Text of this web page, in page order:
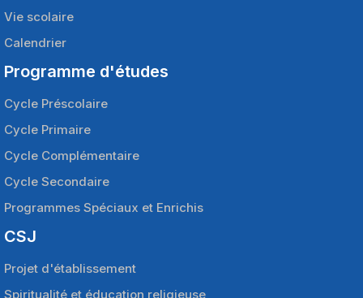
Vie scolaire
Calendrier
Programme d'études
Cycle Préscolaire
Cycle Primaire
Cycle Complémentaire
Cycle Secondaire
Programmes Spéciaux et Enrichis
CSJ
Projet d'établissement
Spiritualité et éducation religieuse